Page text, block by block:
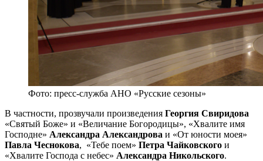
Фото: пресс-служба АНО «Русские сезоны»
В частности, прозвучали произведения Георгия Свиридова
«Святый Боже» и «Величание Богородицы», «Хвалите имя
Господне» Александра Александрова и «От юности моея»
Павла Чеснокова, «Тебе поем» Петра Чайковского и
«Хвалите Господа с небес» Александра Никольского.